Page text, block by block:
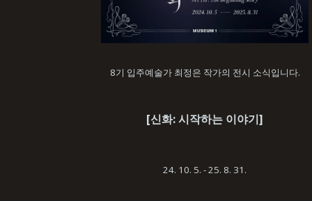
8기 입주예술가 최정은 작가의 전시 소식입니다.
[신화: 시작하는 이야기]
24. 10. 5. - 25. 8. 31.